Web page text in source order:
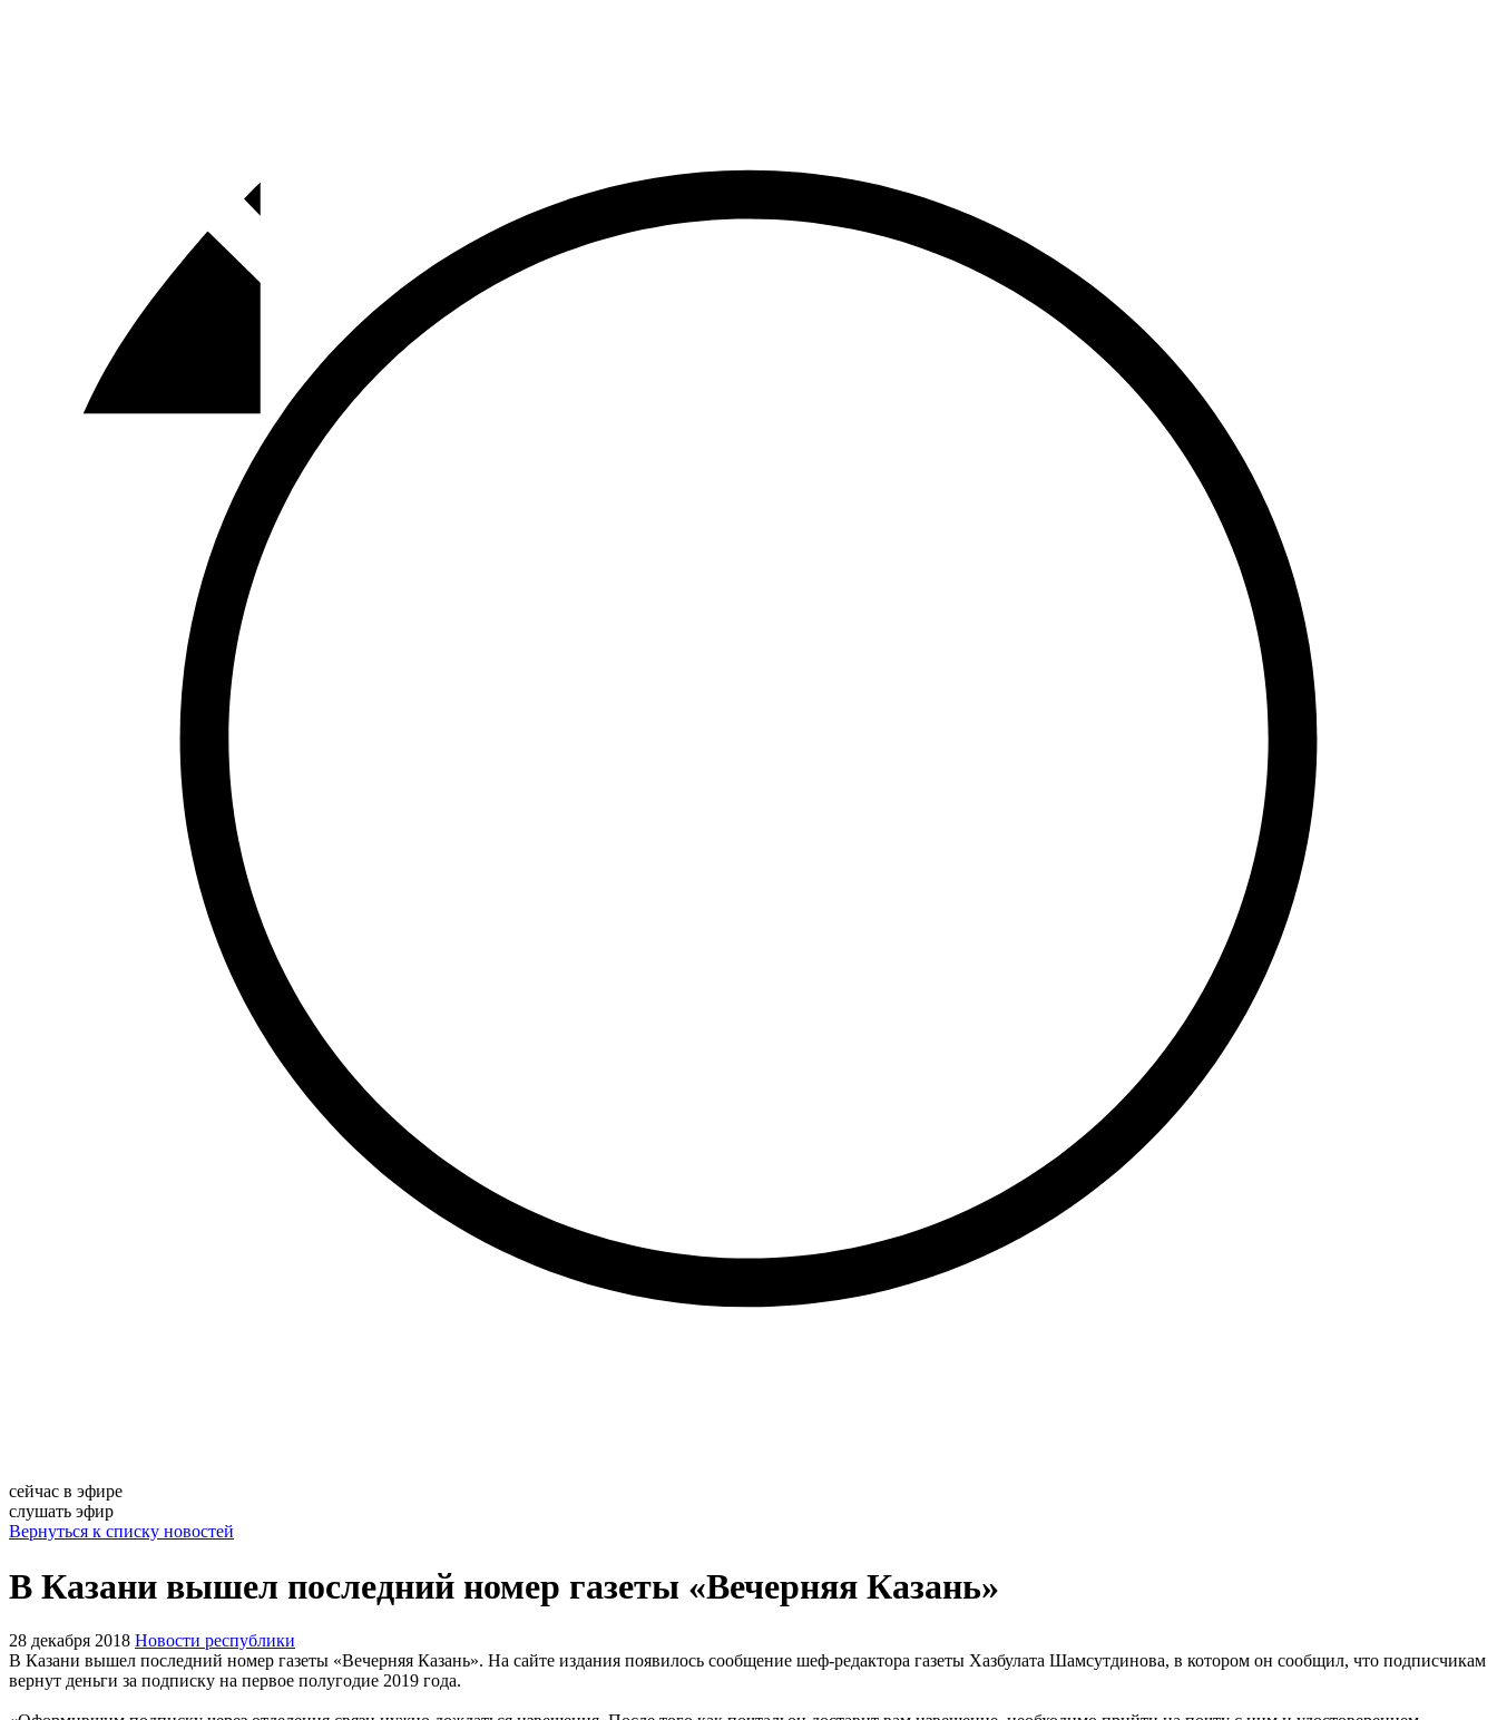
сейчас в эфире
слушать эфир
Вернуться к списку новостей
В Казани вышел последний номер газеты «Вечерняя Казань»
28 декабря 2018 Новости республики
В Казани вышел последний номер газеты «Вечерняя Казань». На сайте издания появилось сообщение шеф-редактора газеты Хазбулата Шамсутдинова, в котором он сообщил, что подписчикам
вернут деньги за подписку на первое полугодие 2019 года.